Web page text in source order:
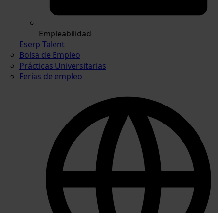
Empleabilidad
Eserp Talent
Bolsa de Empleo
Prácticas Universitarias
Ferias de empleo